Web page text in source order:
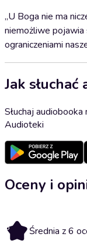
„U Boga nie ma
niemożliwe pojawia
ograniczeniami
Jak słuchać
Słuchaj
Audioteki
Oceny i
5 Średnia z 6